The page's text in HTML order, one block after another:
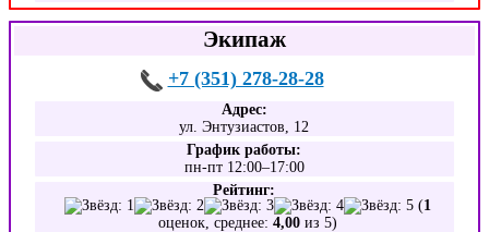
Экипаж
+7 (351) 278-28-28
Адрес:
ул. Энтузиастов, 12
График работы:
пн-пт 12:00–17:00
Рейтинг:
(1
оценок, среднее:4,00 из 5)